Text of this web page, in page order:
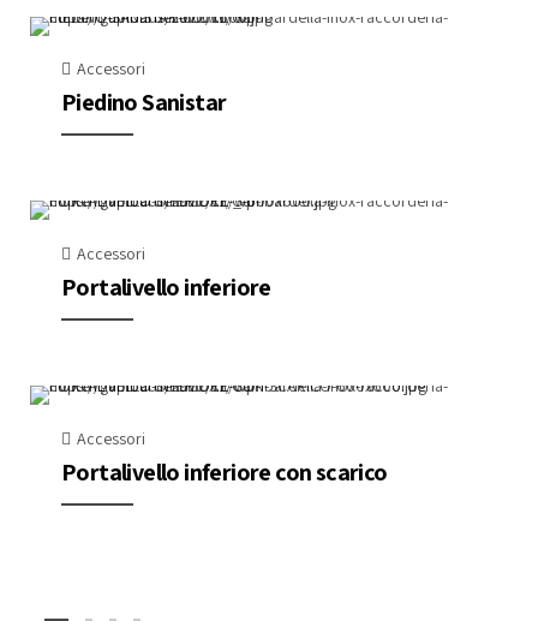
Accessori
Piedino Sanistar
Accessori
Portalivello inferiore
Accessori
Portalivello inferiore con scarico